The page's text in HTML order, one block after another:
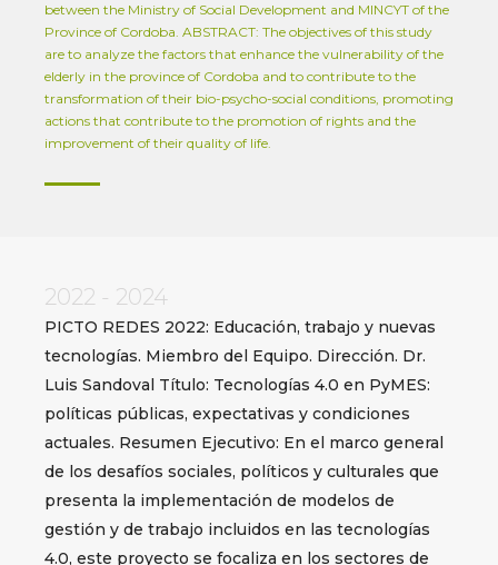
between the Ministry of Social Development and MINCYT of the
Province of Cordoba. ABSTRACT: The objectives of this study
are to analyze the factors that enhance the vulnerability of the
elderly in the province of Cordoba and to contribute to the
transformation of their bio-psycho-social conditions, promoting
actions that contribute to the promotion of rights and the
improvement of their quality of life.
2022 - 2024
PICTO REDES 2022: Educación, trabajo y nuevas
tecnologías. Miembro del Equipo. Dirección. Dr.
Luis Sandoval Título: Tecnologías 4.0 en PyMES:
políticas públicas, expectativas y condiciones
actuales. Resumen Ejecutivo: En el marco general
de los desafíos sociales, políticos y culturales que
presenta la implementación de modelos de
gestión y de trabajo incluidos en las tecnologías
4.0, este proyecto se focaliza en los sectores de